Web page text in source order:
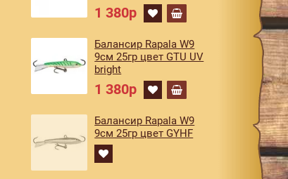
1 380р
Балансир Rapala W9
9см 25гр цвет GTU UV
bright
1 380р
Балансир Rapala W9
9см 25гр цвет GYHF